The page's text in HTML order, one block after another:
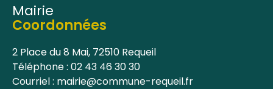
Mairie
Coordonnées
2 Place du 8 Mai, 72510 Requeil
Téléphone : 02 43 46 30 30
Courriel : mairie@commune-requeil.fr